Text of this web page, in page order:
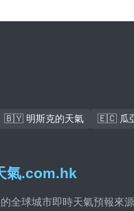
🇧🇾 明斯克的天氣 🇪🇨 瓜
氣.com.hk
全球城市即時天氣預報來源